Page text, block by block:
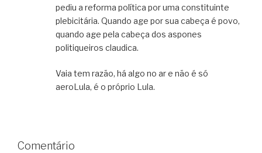
pediu a reforma política por uma constituinte
plebicitária. Quando age por sua cabeça é povo,
quando age pela cabeça dos aspones
politiqueiros claudica.
Vaia tem razão, há algo no ar e não é só
aeroLula, é o próprio Lula.
Comentário